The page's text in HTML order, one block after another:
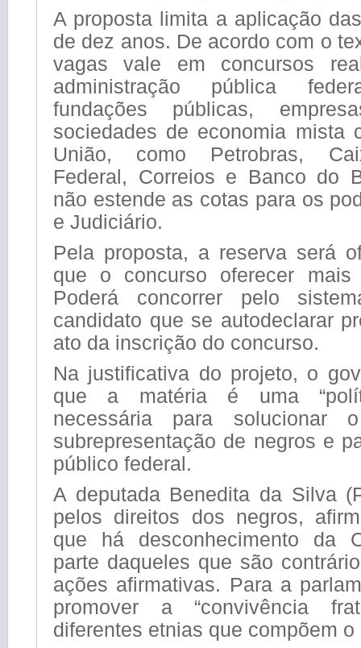
A proposta limita a aplicação
de dez anos. De acordo com o
vagas vale em concursos
administração pública
fundações públicas,
sociedades de economia mista
União, como Petrobras,
Federal, Correios e Banco do
não estende as cotas para os
e Judiciário.
Pela proposta, a reserva será
que o concurso oferecer
Poderá concorrer pelo
candidato que se autodeclarar
ato da inscrição do concurso.
Na justificativa do projeto, o
que a matéria é uma
necessária para solucionar
subrepresentação de negros e
público federal.
A deputada Benedita da Silva
pelos direitos dos negros,
que há desconhecimento da
parte daqueles que são
ações afirmativas. Para a
promover a “convivência
diferentes etnias que compõem o